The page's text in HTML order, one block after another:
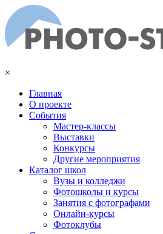
Перейти к основному содержанию
×
Главная
О проекте
События
Мастер-классы
Выставки
Конкурсы
Другие мероприятия
Каталог школ
Вузы и колледжи
Фотошколы и курсы
Занятия с фотографами
Онлайн-курсы
Фотоклубы